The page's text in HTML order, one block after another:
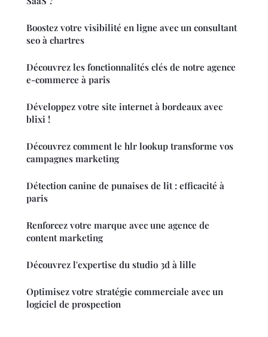
Boostez votre visibilité en ligne avec un consultant
seo à chartres
Découvrez les fonctionnalités clés de notre agence
e-commerce à paris
Développez votre site internet à bordeaux avec
blixi !
Découvrez comment le hlr lookup transforme vos
campagnes marketing
Détection canine de punaises de lit : efficacité à
paris
Renforcez votre marque avec une agence de
content marketing
Découvrez l'expertise du studio 3d à lille
Optimisez votre stratégie commerciale avec un
logiciel de prospection